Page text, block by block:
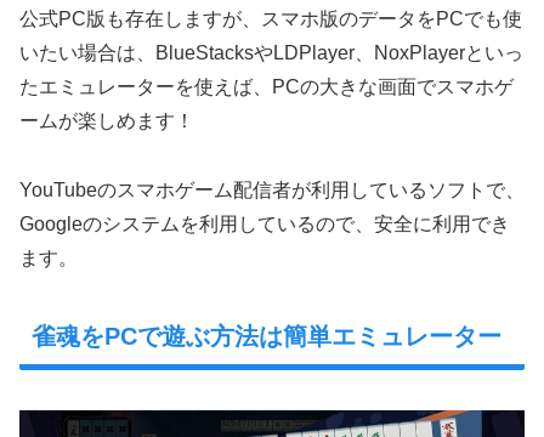
公式PC版も存在しますが、スマホ版のデータをPCでも使
いたい場合は、BlueStacksやLDPlayer、NoxPlayerといっ
たエミュレーターを使えば、PCの大きな画面でスマホゲ
ームが楽しめます！
YouTubeのスマホゲーム配信者が利用しているソフトで、
Googleのシステムを利用しているので、安全に利用でき
ます。
雀魂をPCで遊ぶ方法は簡単エミュレーター